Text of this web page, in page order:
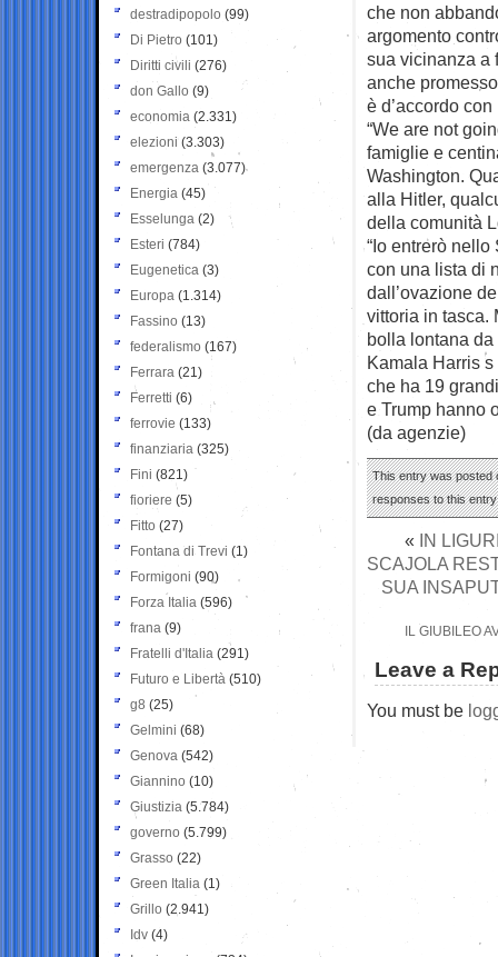
che non
argomento
sua vicinanza a
anche
è d’accordo con
“We are not
famiglie e
Washington.
alla Hitler,
della comunità
“Io entrerò
con una lista di
dall’ovazione
vittoria in tasca.
bolla lontana
Kamala Harris
che ha 19
e Trump hanno
(da agenzie)
This entry was posted
responses to this
« IN
SCAJOLA
SUA
IL GIUBILEO
Leave a
You must be
destradipopolo (99)
Di Pietro (101)
Diritti civili (276)
don Gallo (9)
economia (2.331)
elezioni (3.303)
emergenza (3.077)
Energia (45)
Esselunga (2)
Esteri (784)
Eugenetica (3)
Europa (1.314)
Fassino (13)
federalismo (167)
Ferrara (21)
Ferretti (6)
ferrovie (133)
finanziaria (325)
Fini (821)
fioriere (5)
Fitto (27)
Fontana di Trevi (1)
Formigoni (90)
Forza Italia (596)
frana (9)
Fratelli d'Italia (291)
Futuro e Libertà (510)
g8 (25)
Gelmini (68)
Genova (542)
Giannino (10)
Giustizia (5.784)
governo (5.799)
Grasso (22)
Green Italia (1)
Grillo (2.941)
Idv (4)